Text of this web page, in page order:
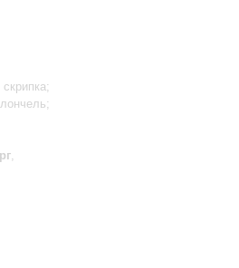
скрипка;
,